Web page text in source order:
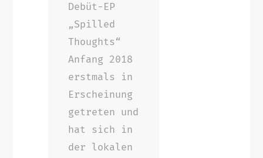
Debüt-EP
„Spilled
Thoughts“
Anfang 2018
erstmals in
Erscheinung
getreten und
hat sich in
der lokalen